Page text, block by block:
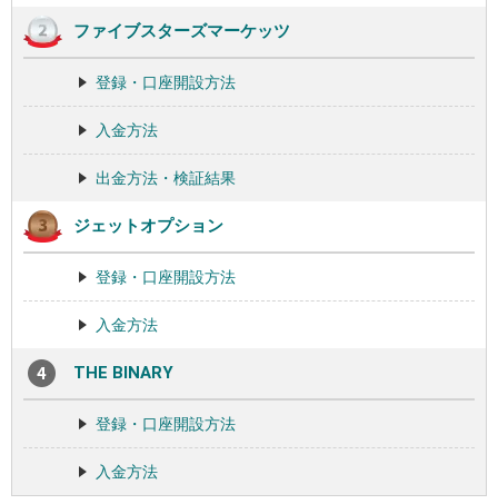
ファイブスターズマーケッツ
登録・口座開設方法
入金方法
出金方法・検証結果
ジェットオプション
登録・口座開設方法
入金方法
THE BINARY
登録・口座開設方法
入金方法